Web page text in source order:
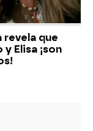
revela que
Elisa ¡son